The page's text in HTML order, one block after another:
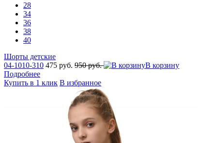
28
34
36
38
40
Шорты детские
04-1010-310 475 руб. 950 руб.
В корзину
Подробнее
Купить в 1 клик В избранное